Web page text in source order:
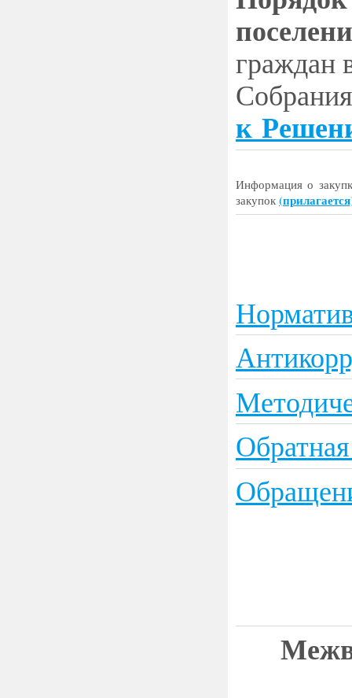
граждан
к
Информация о
закупок (